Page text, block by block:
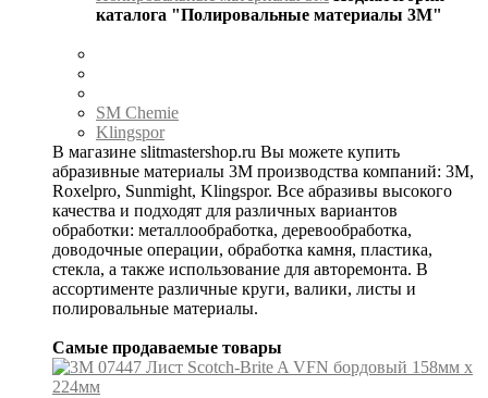
каталога "Полировальные материалы 3М"
SM Chemie
Klingspor
В магазине slitmastershop.ru Вы можете купить
абразивные материалы 3М производства компаний: 3М,
Roxelpro, Sunmight, Klingspor. Все абразивы высокого
качества и подходят для различных вариантов
обработки: металлообработка, деревообработка,
доводочные операции, обработка камня, пластика,
стекла, а также использование для авторемонта. В
ассортименте различные круги, валики, листы и
полировальные материалы.
Самые продаваемые товары